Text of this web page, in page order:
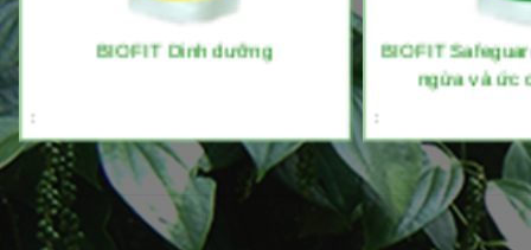
BIOFIT Dinh dưỡng
:
BIOFIT
ngừa và ức
: